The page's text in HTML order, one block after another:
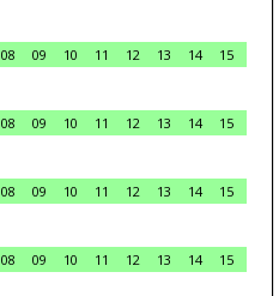
08 09 10 11 12 13 14
15
08 09 10 11 12 13 14
15
08 09 10 11 12 13 14
15
08 09 10 11 12 13 14
15